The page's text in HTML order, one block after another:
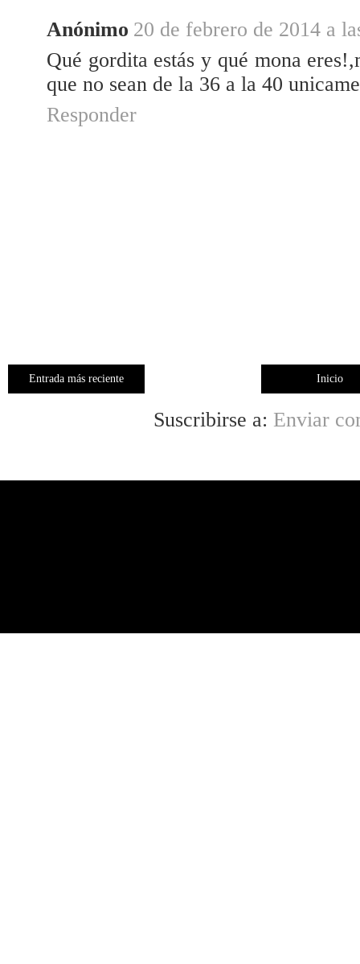
Anónimo 20 de febrero de 2014 a
Qué gordita estás y qué mona
que no sean de la 36 a la 40
Responder
Entrada más reciente Inicio
Suscribirse a: Enviar